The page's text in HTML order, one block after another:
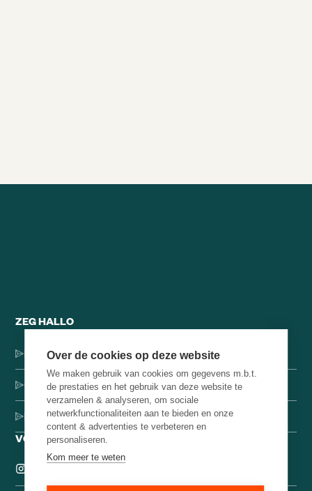
ZEG HALLO
Dorpsstraat 137, 1546 JH Jisp
+31 (0)75-4000071
hello@brainbakery.com
VOLG ONS
Over de cookies op deze website
We maken gebruik van cookies om gegevens m.b.t.
de prestaties en het gebruik van deze website te
verzamelen & analyseren, om sociale
netwerkfunctionaliteiten aan te bieden en onze
content & advertenties te verbeteren en
personaliseren.
Kom meer te weten